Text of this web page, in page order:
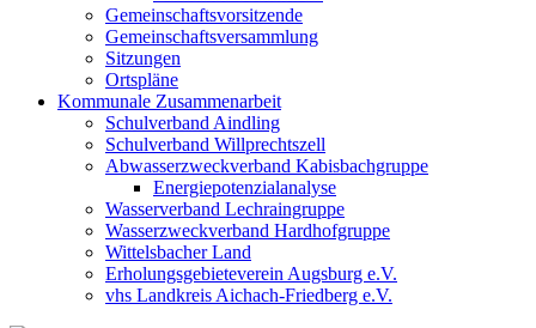
Gemeinschaftsvorsitzende
Gemeinschaftsversammlung
Sitzungen
Ortspläne
Kommunale Zusammenarbeit
Schulverband Aindling
Schulverband Willprechtszell
Abwasserzweckverband Kabisbachgruppe
Energiepotenzialanalyse
Wasserverband Lechraingruppe
Wasserzweckverband Hardhofgruppe
Wittelsbacher Land
Erholungsgebieteverein Augsburg e.V.
vhs Landkreis Aichach-Friedberg e.V.